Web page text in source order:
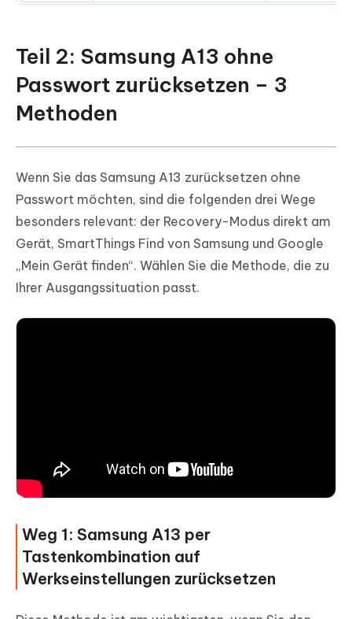
Teil 2: Samsung A13 ohne
Passwort zurücksetzen – 3
Methoden
Wenn Sie das Samsung A13 zurücksetzen ohne
Passwort möchten, sind die folgenden drei Wege
besonders relevant: der Recovery-Modus direkt am
Gerät, SmartThings Find von Samsung und Google
„Mein Gerät finden“. Wählen Sie die Methode, die zu
Ihrer Ausgangssituation passt.
Weg 1: Samsung A13 per
Tastenkombination auf
Werkseinstellungen zurücksetzen